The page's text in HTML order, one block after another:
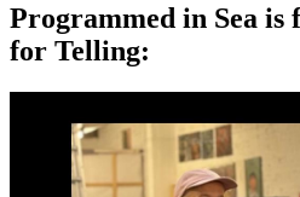
Programmed in Sea is
for Telling: